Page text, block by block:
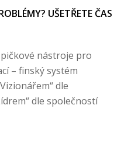
UŠETŘETE ČAS
nástroje pro
– finský systém
dle
dle společností